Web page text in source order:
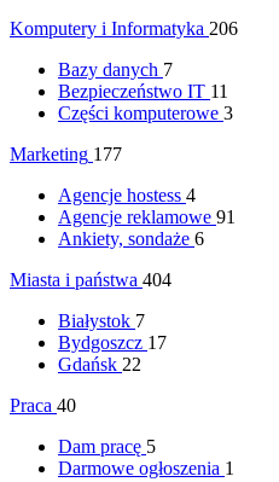
Komputery i Informatyka 206
Bazy danych 7
Bezpieczeństwo IT 11
Części komputerowe 3
Marketing 177
Agencje hostess 4
Agencje reklamowe 91
Ankiety, sondaże 6
Miasta i państwa 404
Białystok 7
Bydgoszcz 17
Gdańsk 22
Praca 40
Dam pracę 5
Darmowe ogłoszenia 1